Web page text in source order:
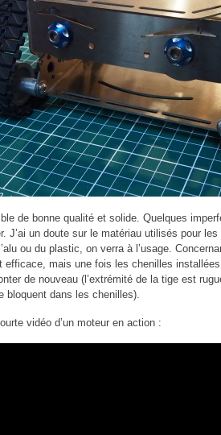
de bonne qualité et solide. Quelques
J’ai un doute sur le matériau utilisés pour
ou du plastic, on verra à l’usage.
efficace, mais une fois les chenilles
de nouveau (l’extrémité de la tige est
bloquent dans les chenilles).
vidéo d’un moteur en action :